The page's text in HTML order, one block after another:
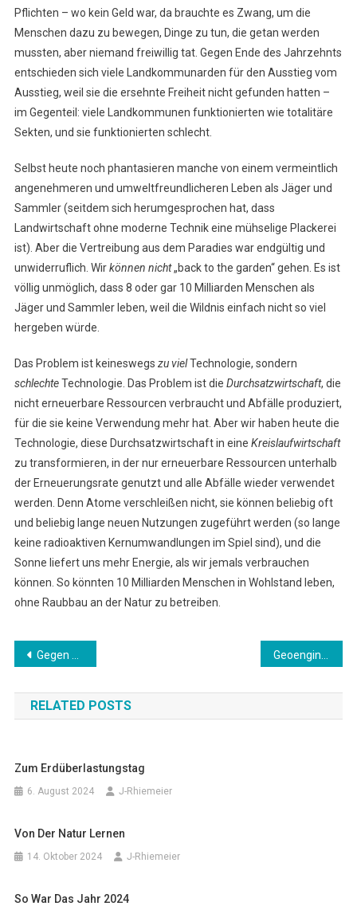
Pflichten – wo kein Geld war, da brauchte es Zwang, um die
Menschen dazu zu bewegen, Dinge zu tun, die getan werden
mussten, aber niemand freiwillig tat. Gegen Ende des Jahrzehnts
entschieden sich viele Landkommunarden für den Ausstieg vom
Ausstieg, weil sie die ersehnte Freiheit nicht gefunden hatten –
im Gegenteil: viele Landkommunen funktionierten wie totalitäre
Sekten, und sie funktionierten schlecht.
Selbst heute noch phantasieren manche von einem vermeintlich
angenehmeren und umweltfreundlicheren Leben als Jäger und
Sammler (seitdem sich herumgesprochen hat, dass
Landwirtschaft ohne moderne Technik eine mühselige Plackerei
ist). Aber die Vertreibung aus dem Paradies war endgültig und
unwiderruflich. Wirkönnen nicht„back to the garden“ gehen. Es ist
völlig unmöglich, dass 8 oder gar 10 Milliarden Menschen als
Jäger und Sammler leben, weil die Wildnis einfach nicht so viel
hergeben würde.
Das Problem ist keineswegs zu vielTechnologie, sondern
schlechteTechnologie. Das Problem ist die Durchsatzwirtschaft, die
nicht erneuerbare Ressourcen verbraucht und Abfälle produziert,
für die sie keine Verwendung mehr hat. Aber wir haben heute die
Technologie, diese Durchsatzwirtschaft in eine Kreislaufwirtschaft
zu transformieren, in der nur erneuerbare Ressourcen unterhalb
der Erneuerungsrate genutzt und alle Abfälle wieder verwendet
werden. Denn Atome verschleißen nicht, sie können beliebig oft
und beliebig lange neuen Nutzungen zugeführt werden (so lange
keine radioaktiven Kernumwandlungen im Spiel sind), und die
Sonne liefert uns mehr Energie, als wir jemals verbrauchen
können. So könnten 10 Milliarden Menschen in Wohlstand leben,
ohne Raubbau an der Natur zu betreiben.
Beitragsnavigation
Gegen die Unwägbarkeiten des Wetters
RELATED POSTS
Zum Erdüberlastungstag
6. August 2024 J-Rhiemeier
Von Der Natur Lernen
14. Oktober 2024 J-Rhiemeier
So War Das Jahr 2024